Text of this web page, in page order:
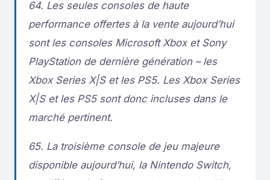
64. Les seules consoles de haute
performance offertes à la vente aujourd’hui
sont les consoles Microsoft Xbox et Sony
PlayStation de dernière génération – les
Xbox Series X|S et les PS5. Les Xbox Series
X|S et les PS5 sont donc incluses dans le
marché pertinent.
65. La troisième console de jeu majeure
disponible aujourd’hui, la Nintendo Switch,